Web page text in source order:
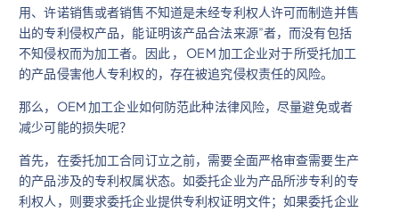
用、许诺销售或者销售不知道是未经专利权人许可而制造并售
出的专利侵权产品，能证明该产品合法来源”者，而没有包括
不知侵权而为加工者。因此 ， OEM 加工企业对于所受托加工
的产品侵害他人专利权的，存在被追究侵权责任的风险。
那么，OEM 加工企业如何防范此种法律风险，尽量避免或者
减少可能的损失呢？
首先，在委托加工合同订立之前，需要全面严格审查需要生产
的产品涉及的专利权属状态。如委托企业为产品所涉专利的专
利权人，则要求委托企业提供专利权证明文件；如果委托企业